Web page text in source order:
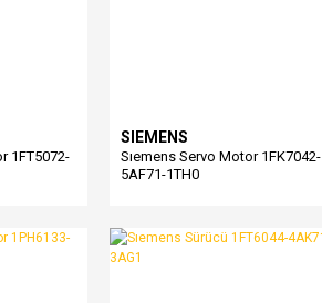
1FT5072-
SIEMENS
Sıemens Servo Motor 1FK7042-
5AF71-1TH0